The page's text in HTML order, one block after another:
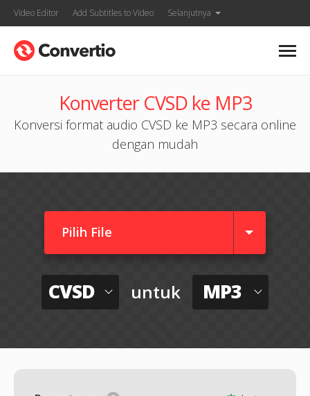
Video Editor Add Subtitles to Video Selanjutnya
Konverter CVSD ke MP3
Konversi format audio CVSD ke MP3 secara online
dengan mudah
Pilih File
CVSD untuk MP3